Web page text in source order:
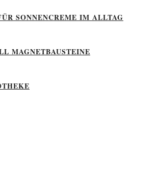
SONNENCREME IM ALLTAG
MAGNETBAUSTEINE